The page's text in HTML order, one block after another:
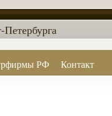
РФ
Контакт